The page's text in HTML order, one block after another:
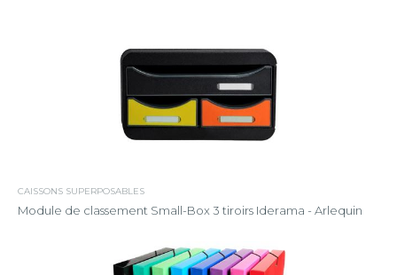
CAISSONS SUPERPOSABLES
Module de classement Small-Box 3 tiroirs Iderama - Arlequin